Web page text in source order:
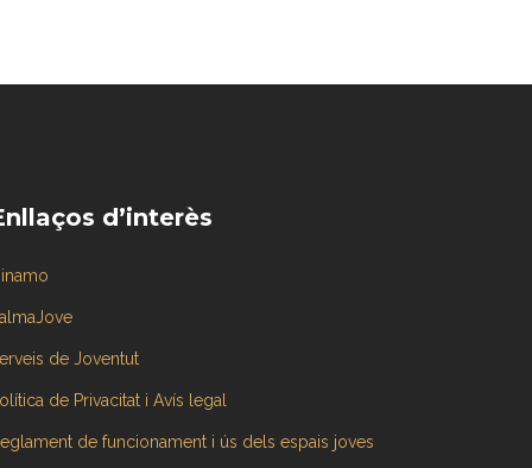
d’interès
de Joventut
de Privacitat i Avís legal
de funcionament i ús dels espais joves